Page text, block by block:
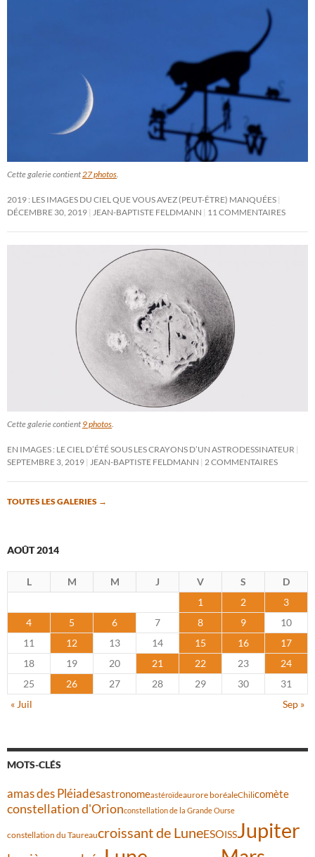
Cette galerie contient 27 photos
2019 : LES IMAGES DU CIEL QUE VOUS AVEZ (PEUT-ÊTRE) MANQUÉES
DÉCEMBRE 30, 2019
JEAN-BAPTISTE FELDMANN 11 COMMENTAIRES
Cette galerie contient 9 photos
EN IMAGES : LE CIEL D’ÉTÉ SOUS LES CRAYONS D’UN ASTRODESSINATEUR
SEPTEMBRE 3, 2019
JEAN-BAPTISTE FELDMANN 2 COMMENTAIRES
TOUTES LES GALERIES →
AOÛT 2014
L M M J V S
D
1
2
3
4
5 6 7 8 9
10
11
12 13 14 15 16
17
18
19 20 21 22 23
24
25
26 27 28 29 30
31
« Juil
Sep »
MOTS-CLÉS
amas des Pléiadesastronomeastéroïdeaurore boréaleChilicomète
constellation d'Orionconstellation de la Grande Ourse
constellation du Taureaucroissant de LuneESOISSJupiter